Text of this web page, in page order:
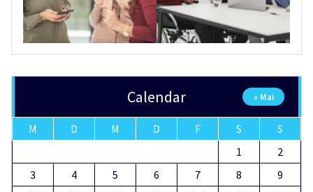
Calendar
M D M D F S
S
1
2
3
4 5 6 7 8
9
« Mai